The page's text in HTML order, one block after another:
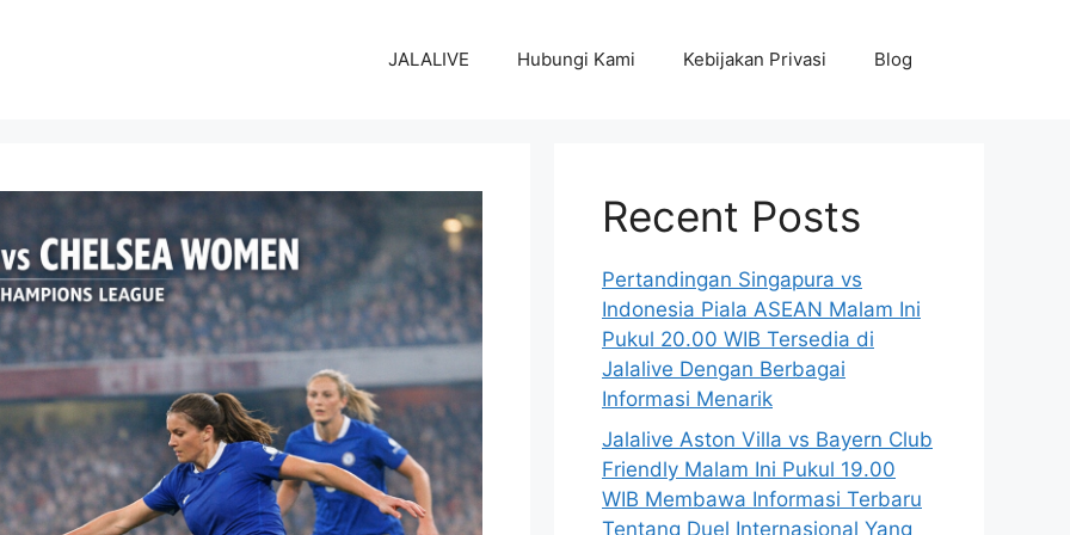
JALALIVE Hubungi Kami Kebijakan Privasi Blog
Recent Posts
Pertandingan Singapura vs
Indonesia Piala ASEAN Malam Ini
Pukul 20.00 WIB Tersedia di
Jalalive Dengan Berbagai
Informasi Menarik
Jalalive Aston Villa vs Bayern Club
Friendly Malam Ini Pukul 19.00
WIB Membawa Informasi Terbaru
Tentang Duel Internasional Yang